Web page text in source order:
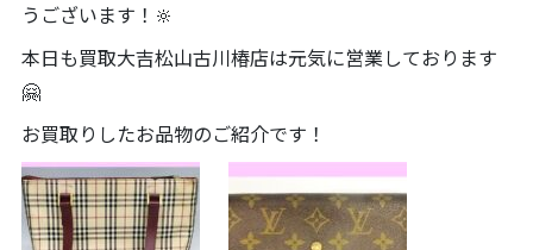
うございます！🔆
本日も買取大吉松山古川椿店は元気に営業しております
🤗
お買取りしたお品物のご紹介です！